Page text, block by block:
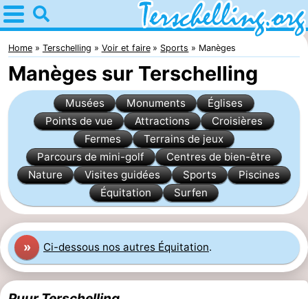
Home
Terschelling
Astuces
Avec
enfants
Nature
Passer
la
nuit
Appartements
-
Elements
-
Home Terschelling Voir et faire Sports Manèges
Manèges sur Terschelling
Musées Monuments
Églises
Points de vue
Attractions
Croisières
Fermes
Terrains de jeux
Parcours de mini-golf
Centres de bien-être
Nature
Visites guidées Sports
Piscines
Équitation
Surfen
» Ci-dessous nos autres Équitation.